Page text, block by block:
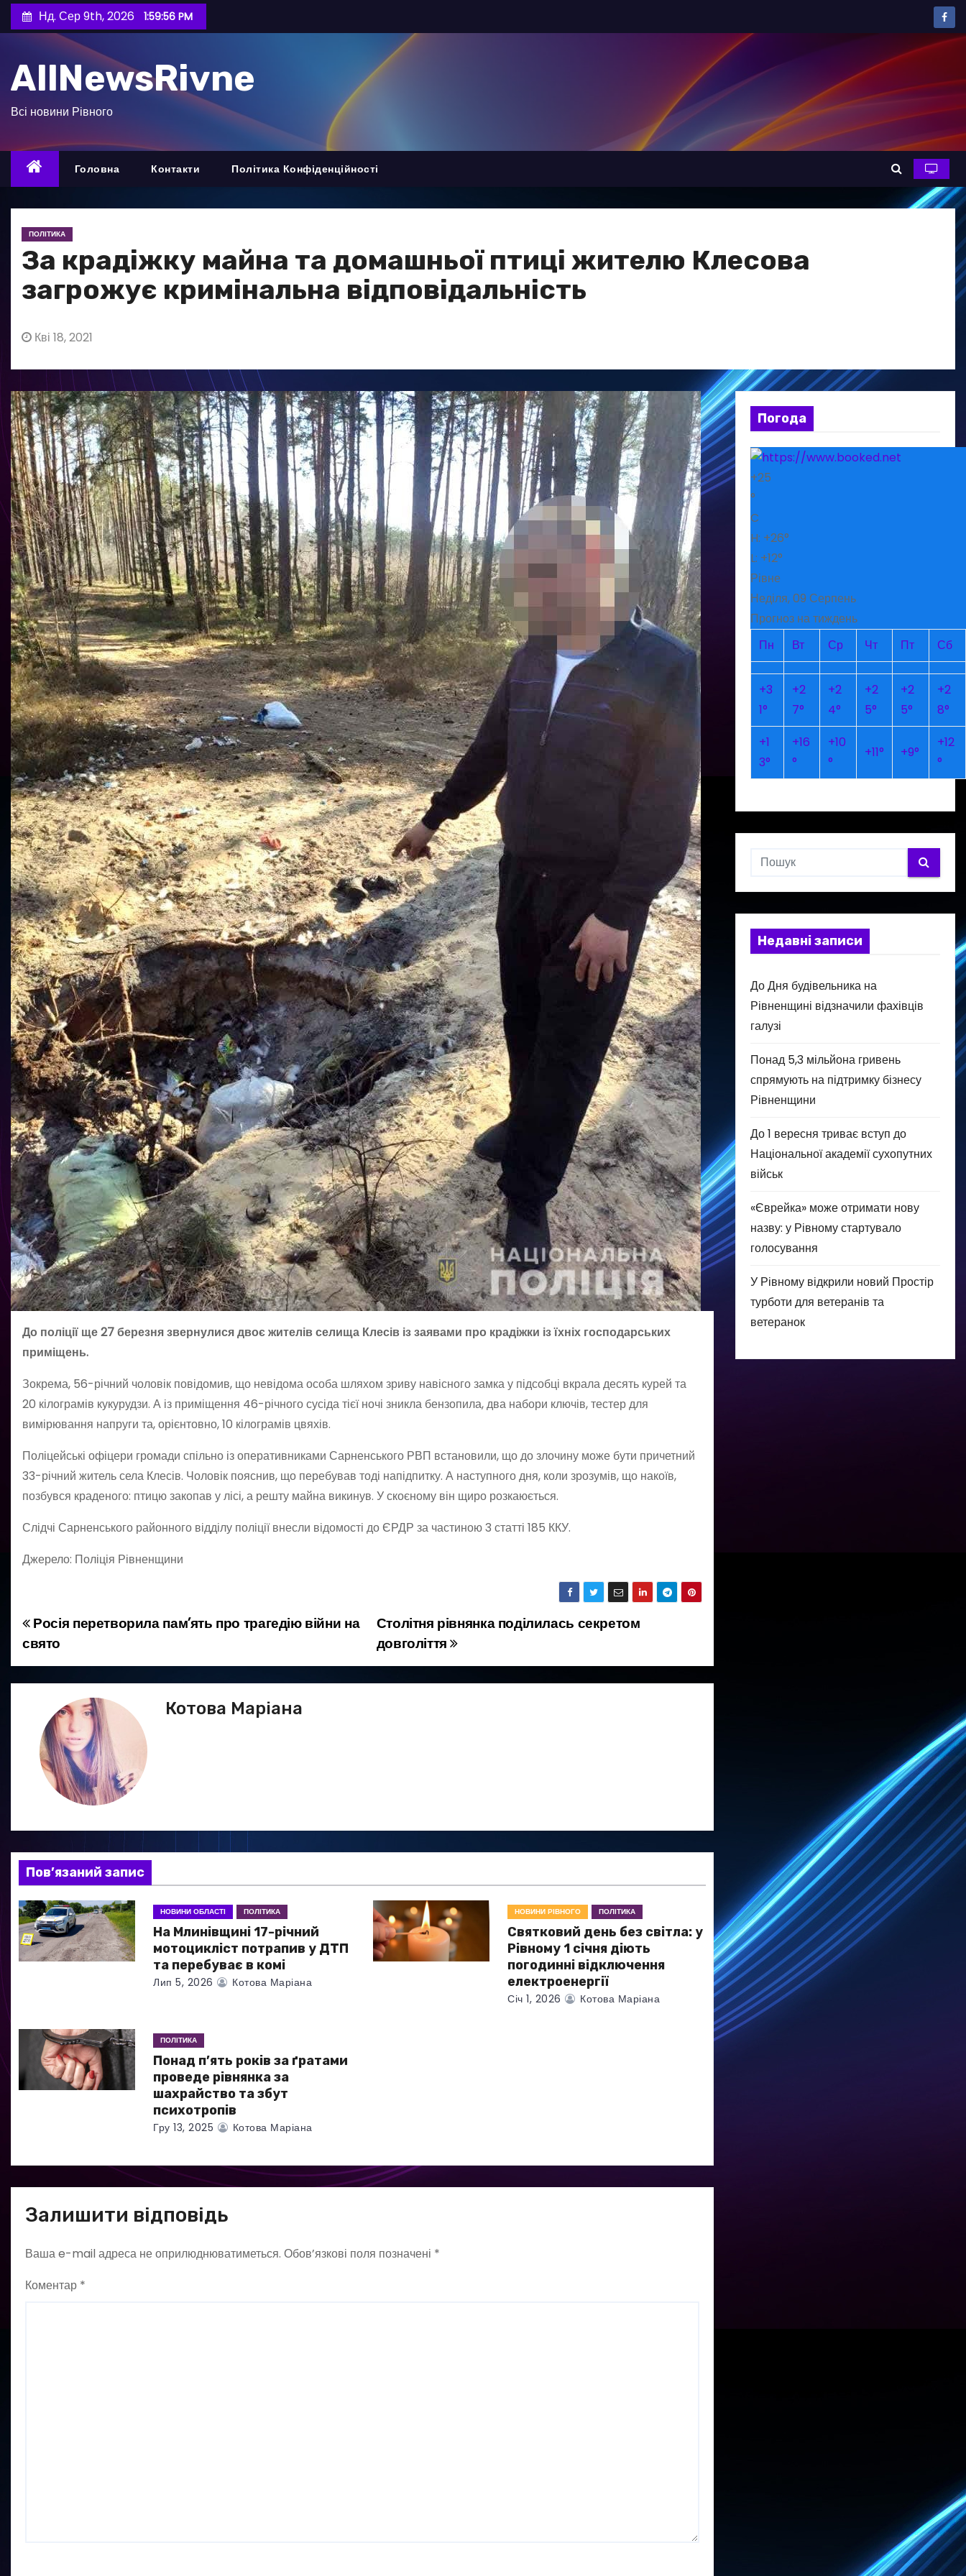
е
д
Нд. Сер 9th, 2026 1:59:57 PM
AllNewsRivne
Всі новини Рівного
Головна Контакти Політика Конфіденційності
ПОЛІТИКА
За крадіжку майна та домашньої птиці жителю Клесова
загрожує кримінальна відповідальність
Кві 18, 2021
До поліції ще 27 березня звернулися двоє жителів селища Клесів із заявами про крадіжки із їхніх господарських
приміщень.
Зокрема, 56-річний чоловік повідомив, що невідома особа шляхом зриву навісного замка у підсобці вкрала десять курей та
20 кілограмів кукурудзи. А із приміщення 46-річного сусіда тієї ночі зникла бензопила, два набори ключів, тестер для
вимірювання напруги та, орієнтовно, 10 кілограмів цвяхів.
Поліцейські офіцери громади спільно із оперативниками Сарненського РВП встановили, що до злочину може бути причетний
33-річний житель села Клесів. Чоловік пояснив, що перебував тоді напідпитку. А наступного дня, коли зрозумів, що накоїв,
позбувся краденого: птицю закопав у лісі, а решту майна викинув. У скоєному він щиро розкаюється.
Слідчі Сарненського районного відділу поліції внесли відомості до ЄРДР за частиною 3 статті 185 ККУ.
Джерело: Поліція Рівненщини
Н
а
в
і
я
з
а
п
в
Столітня рівнянка поділилась секретом
довголіття
Росія перетворила пам’ять про трагедію війни на
свято
Котова Маріана
Пов’язаний запис
НОВИНИ ОБЛАСТІ ПОЛІТИКА
На Млинівщині 17-річний
мотоцикліст потрапив у ДТП
та перебуває в комі
Лип 5, 2026 Котова Маріана
НОВИНИ РІВНОГО ПОЛІТИКА
Святковий день без світла: у
Рівному 1 січня діють
погодинні відключення
електроенергії
Січ 1, 2026 Котова Маріана
ПОЛІТИКА
Понад п’ять років за ґратами
проведе рівнянка за
шахрайство та збут
психотропів
Гру 13, 2025 Котова Маріана
Залишити відповідь
Ваша e-mail адреса не оприлюднюватиметься. Обов’язкові поля позначені *
Коментар *
Погода
+25
°
C
H: +26°
L: +12°
Рівне
Неділя, 09 Серпень
Прогноз на тиждень
Пн
Вт Ср Чт Пт Сб
+3
1°
+2
7°
+2
4°
+2
5°
+2
5°
+2
8°
+1
3°
+16
°
+10
°
+11° +9°
+12
°
Недавні записи
До Дня будівельника на
Рівненщині відзначили фахівців
галузі
Понад 5,3 мільйона гривень
спрямують на підтримку бізнесу
Рівненщини
До 1 вересня триває вступ до
Національної академії сухопутних
військ
«Єврейка» може отримати нову
назву: у Рівному стартувало
голосування
У Рівному відкрили новий Простір
турботи для ветеранів та
ветеранок